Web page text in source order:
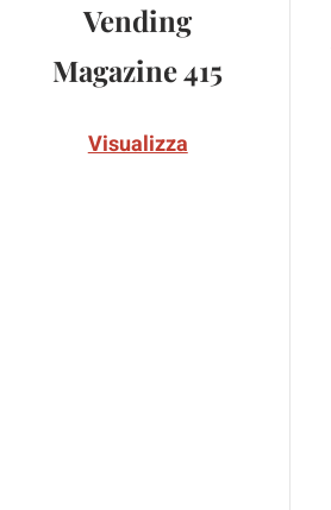
Vending
Magazine 415
Visualizza